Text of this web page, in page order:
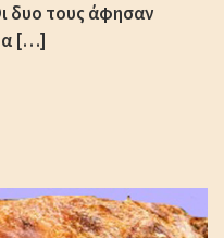
δυο τους άφησαν
[…]